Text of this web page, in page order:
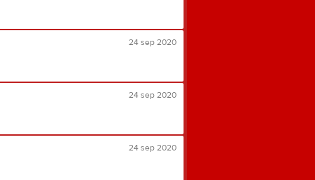
24 sep 2020
24 sep 2020
24 sep 2020